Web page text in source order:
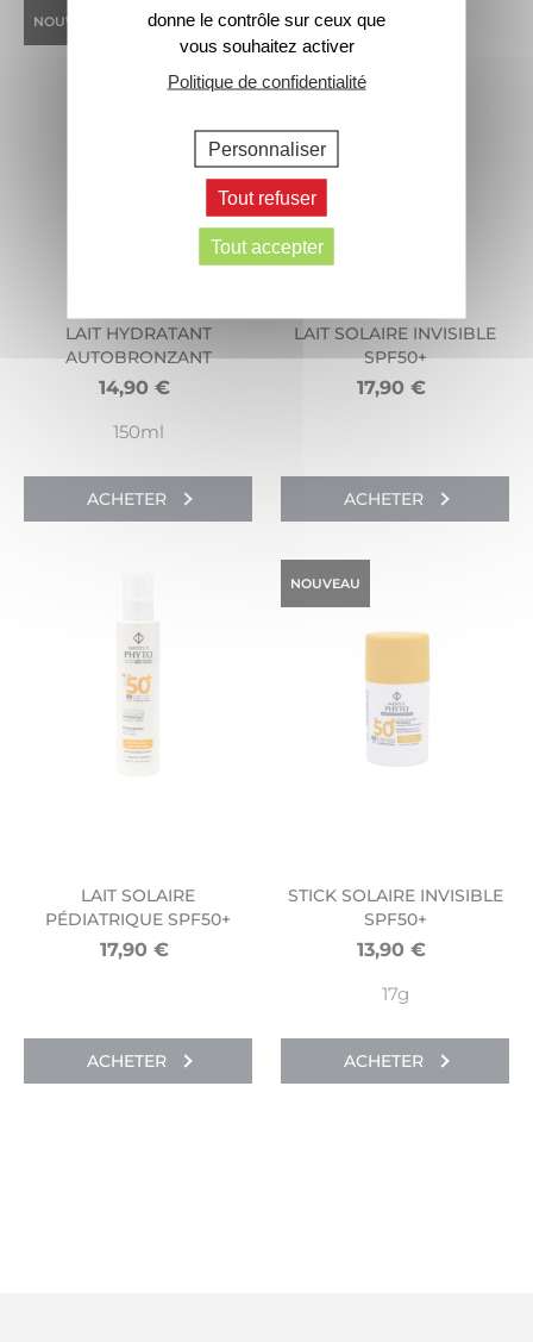
NOUVEAU
LAIT HYDRATANT
AUTOBRONZANT
14,90 €
150ml
ACHETER
LAIT SOLAIRE INVISIBLE
SPF50+
17,90 €
ACHETER
LAIT SOLAIRE
PÉDIATRIQUE SPF50+
17,90 €
ACHETER
NOUVEAU
STICK SOLAIRE INVISIBLE
SPF50+
13,90 €
17g
ACHETER
donne le contrôle sur ceux que
vous souhaitez activer
Politique de confidentialité
Personnaliser
Tout refuser
Tout accepter